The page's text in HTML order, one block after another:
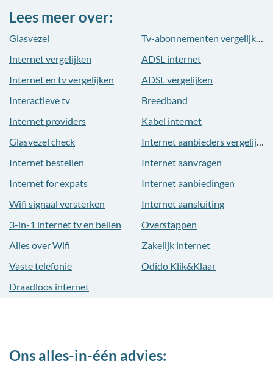
Lees meer over:
Glasvezel
Internet vergelijken
Internet en tv vergelijken
Interactieve tv
Internet providers
Glasvezel check
Internet bestellen
Internet for expats
Wifi signaal versterken
3-in-1 internet tv en bellen
Alles over Wifi
Vaste telefonie
Draadloos internet
Tv-abonnementen vergelijken
ADSL internet
ADSL vergelijken
Breedband
Kabel internet
Internet aanbieders vergelijken
Internet aanvragen
Internet aanbiedingen
Internet aansluiting
Overstappen
Zakelijk internet
Odido Klik&Klaar
Ons alles-in-één advies: